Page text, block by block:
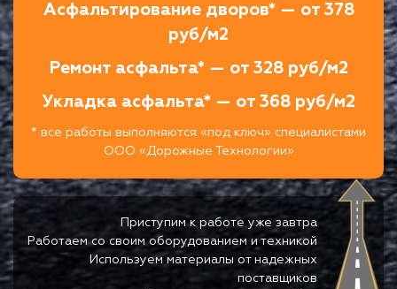
Асфальтирование дворов* — от 378
руб/м2
Ремонт асфальта* — от 328 руб/м2
Укладка асфальта* — от 368 руб/м2
* все работы выполняются «под ключ» специалистами
ООО «Дорожные Технологии»
Приступим к работе уже завтра
Работаем со своим оборудованием и техникой
Используем материалы от надежных
поставщиков